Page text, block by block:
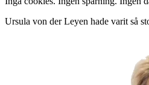
Ursula von der Leyen hade varit så